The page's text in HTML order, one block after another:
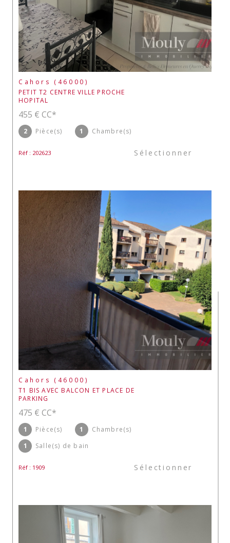
Cahors (46000)
PETIT T2 CENTRE VILLE PROCHE
HOPITAL
455 € CC*
2 Pièce(s) 1 Chambre(s)
Réf : 202623 Sélectionner
Cahors (46000)
T1 BIS AVEC BALCON ET PLACE DE
PARKING
475 € CC*
1 Pièce(s) 1
Chambre(s)
1
Salle(s) de bain
Réf : 1909 Sélectionner